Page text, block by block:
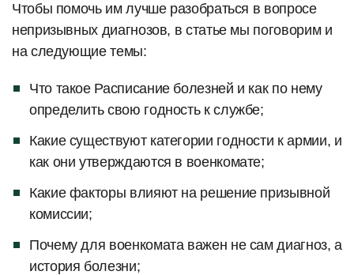
Чтобы помочь им лучше разобраться в вопросе
непризывных диагнозов, в статье мы поговорим и
на следующие темы:
Что такое Расписание болезней и как по нему
определить свою годность к службе;
Какие существуют категории годности к армии, и
как они утверждаются в военкомате;
Какие факторы влияют на решение призывной
комиссии;
Почему для военкомата важен не сам диагноз, а
история болезни;